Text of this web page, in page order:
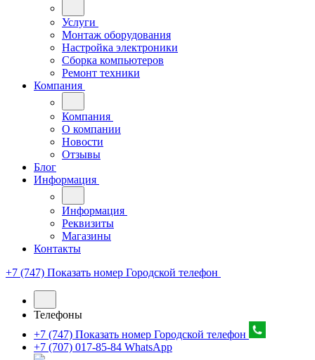
Услуги
Монтаж оборудования
Настройка электроники
Сборка компьютеров
Ремонт техники
Компания
Компания
О компании
Новости
Отзывы
Блог
Информация
Информация
Реквизиты
Магазины
Контакты
+7 (747) Показать номер Городской телефон
Телефоны
+7 (747) Показать номер Городской телефон
+7 (707) 017-85-84 WhatsApp